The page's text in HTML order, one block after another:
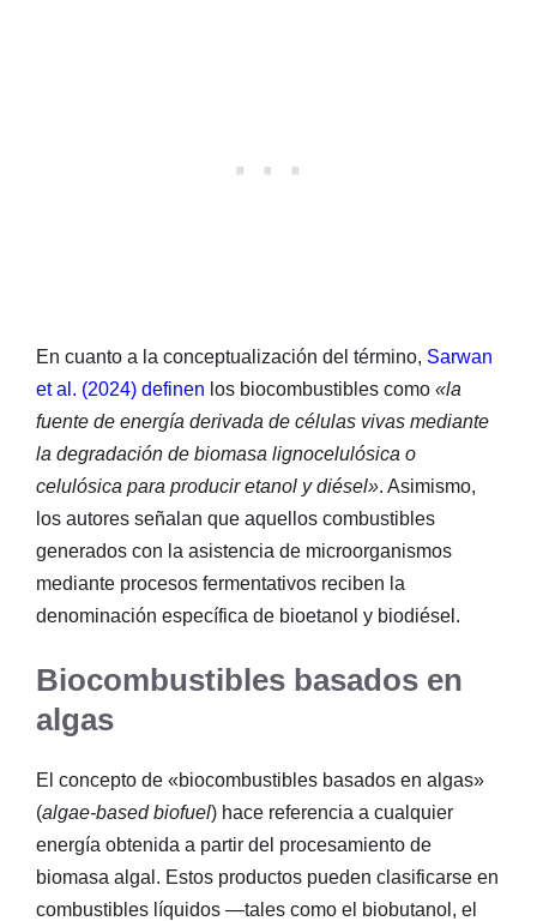
En cuanto a la conceptualización del término, Sarwan
et al. (2024) definen los biocombustibles como «la
fuente de energía derivada de células vivas mediante
la degradación de biomasa lignocelulósica o
celulósica para producir etanol y diésel». Asimismo,
los autores señalan que aquellos combustibles
generados con la asistencia de microorganismos
mediante procesos fermentativos reciben la
denominación específica de bioetanol y biodiésel.
Biocombustibles basados en
algas
El concepto de «biocombustibles basados en algas»
(algae-based biofuel) hace referencia a cualquier
energía obtenida a partir del procesamiento de
biomasa algal. Estos productos pueden clasificarse en
combustibles líquidos —tales como el biobutanol, el